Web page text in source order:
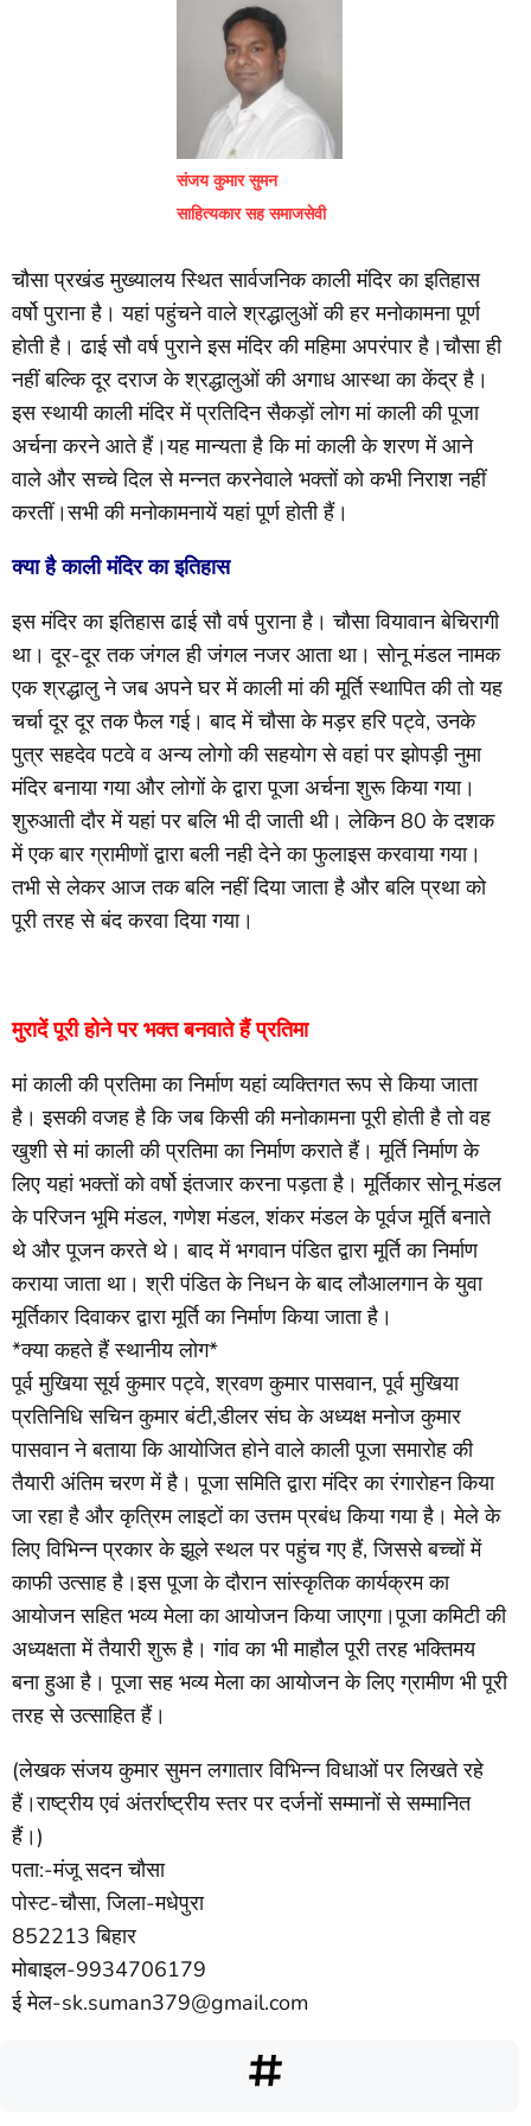
संजय कुमार सुमन
साहित्यकार सह समाजसेवी
चौसा प्रखंड मुख्यालय स्थित सार्वजनिक काली मंदिर का इतिहास
वर्षो पुराना है। यहां पहुंचने वाले श्रद्धालुओं की हर मनोकामना पूर्ण
होती है। ढाई सौ वर्ष पुराने इस मंदिर की महिमा अपरंपार है।चौसा ही
नहीं बल्कि दूर दराज के श्रद्धालुओं की अगाध आस्था का केंद्र है।
इस स्थायी काली मंदिर में प्रतिदिन सैकड़ों लोग मां काली की पूजा
अर्चना करने आते हैं।यह मान्यता है कि मां काली के शरण में आने
वाले और सच्चे दिल से मन्नत करनेवाले भक्तों को कभी निराश नहीं
करतीं।सभी की मनोकामनायें यहां पूर्ण होती हैं।
क्या है काली मंदिर का इतिहास
इस मंदिर का इतिहास ढाई सौ वर्ष पुराना है। चौसा वियावान बेचिरागी
था। दूर-दूर तक जंगल ही जंगल नजर आता था। सोनू मंडल नामक
एक श्रद्धालु ने जब अपने घर में काली मां की मूर्ति स्थापित की तो यह
चर्चा दूर दूर तक फैल गई। बाद में चौसा के मड़र हरि पट्वे, उनके
पुत्र सहदेव पटवे व अन्य लोगो की सहयोग से वहां पर झोपड़ी नुमा
मंदिर बनाया गया और लोगों के द्वारा पूजा अर्चना शुरू किया गया।
शुरुआती दौर में यहां पर बलि भी दी जाती थी। लेकिन 80 के दशक
में एक बार ग्रामीणों द्वारा बली नही देने का फुलाइस करवाया गया।
तभी से लेकर आज तक बलि नहीं दिया जाता है और बलि प्रथा को
पूरी तरह से बंद करवा दिया गया।
मुरादें पूरी होने पर भक्त बनवाते हैं प्रतिमा
मां काली की प्रतिमा का निर्माण यहां व्यक्तिगत रूप से किया जाता
है। इसकी वजह है कि जब किसी की मनोकामना पूरी होती है तो वह
खुशी से मां काली की प्रतिमा का निर्माण कराते हैं। मूर्ति निर्माण के
लिए यहां भक्तों को वर्षो इंतजार करना पड़ता है। मूर्तिकार सोनू मंडल
के परिजन भूमि मंडल, गणेश मंडल, शंकर मंडल के पूर्वज मूर्ति बनाते
थे और पूजन करते थे। बाद में भगवान पंडित द्वारा मूर्ति का निर्माण
कराया जाता था। श्री पंडित के निधन के बाद लौआलगान के युवा
मूर्तिकार दिवाकर द्वारा मूर्ति का निर्माण किया जाता है।
*क्या कहते हैं स्थानीय लोग*
पूर्व मुखिया सूर्य कुमार पट्वे, श्रवण कुमार पासवान, पूर्व मुखिया
प्रतिनिधि सचिन कुमार बंटी,डीलर संघ के अध्यक्ष मनोज कुमार
पासवान ने बताया कि आयोजित होने वाले काली पूजा समारोह की
तैयारी अंतिम चरण में है। पूजा समिति द्वारा मंदिर का रंगारोहन किया
जा रहा है और कृत्रिम लाइटों का उत्तम प्रबंध किया गया है। मेले के
लिए विभिन्न प्रकार के झूले स्थल पर पहुंच गए हैं, जिससे बच्चों में
काफी उत्साह है।इस पूजा के दौरान सांस्कृतिक कार्यक्रम का
आयोजन सहित भव्य मेला का आयोजन किया जाएगा।पूजा कमिटी की
अध्यक्षता में तैयारी शुरू है। गांव का भी माहौल पूरी तरह भक्तिमय
बना हुआ है। पूजा सह भव्य मेला का आयोजन के लिए ग्रामीण भी पूरी
तरह से उत्साहित हैं।
(लेखक संजय कुमार सुमन लगातार विभिन्न विधाओं पर लिखते रहे
हैं।राष्ट्रीय एवं अंतर्राष्ट्रीय स्तर पर दर्जनों सम्मानों से सम्मानित
हैं।)
पता:-मंजू सदन चौसा
पोस्ट-चौसा, जिला-मधेपुरा
852213 बिहार
मोबाइल-9934706179
ई मेल-sk.suman379@gmail.com